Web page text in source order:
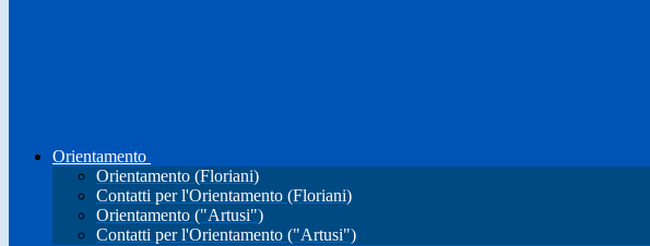
Orientamento
Orientamento (Floriani)
Contatti per l'Orientamento (Floriani)
Orientamento ("Artusi")
Contatti per l'Orientamento ("Artusi")